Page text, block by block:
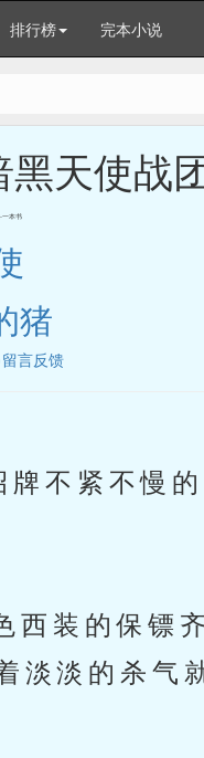
排行榜 完本小说
天使战
一本书
猪
留言反馈
不紧不慢
装的保镖
淡淡的杀气